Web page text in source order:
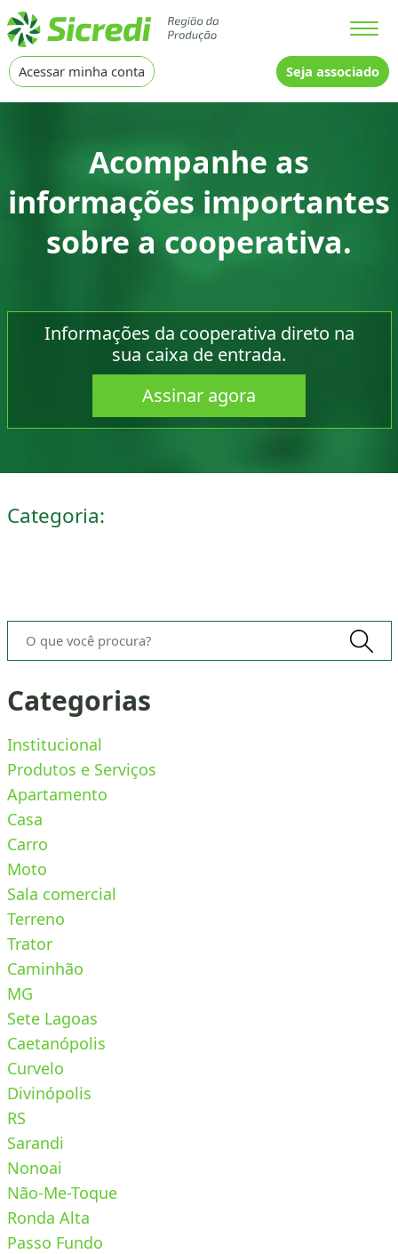
Acessar minha conta Seja associado
Acompanhe as
informações importantes
sobre a cooperativa.
Informações da cooperativa direto na
sua caixa de entrada.
Assinar agora
Categoria:
O que você procura?
Categorias
Institucional
Produtos e Serviços
Apartamento
Casa
Carro
Moto
Sala comercial
Terreno
Trator
Caminhão
MG
Sete Lagoas
Caetanópolis
Curvelo
Divinópolis
RS
Sarandi
Nonoai
Não-Me-Toque
Ronda Alta
Passo Fundo
Cidade